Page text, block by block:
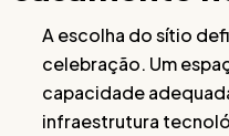
A escolha do sítio
celebração. Um
capacidade
infraestrutura